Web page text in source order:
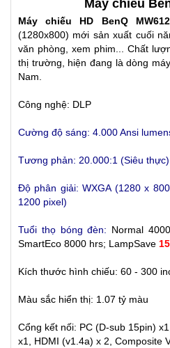
Máy chiếu
Máy chiếu HD BenQ MW612
(1280x800) mới sản xuất cuối
văn phòng, xem phim... Chất
thị trường, hiện đang là dòng
Nam.
Công nghệ: DLP
Cường độ sáng: 4.000 Ansi
Tương phản: 20.000:1 (Siêu thực)
Độ phân giải: WXGA (1280 x
1200 pixel)
Tuổi thọ bóng đèn: Normal
SmartEco 8000 hrs; LampSave
Kích thước hình chiếu: 60 - 300
Màu sắc hiển thị: 1.07 tỷ màu
Cổng kết nối: PC (D-sub 15pin)
x1, HDMI (v1.4a) x 2, Composite